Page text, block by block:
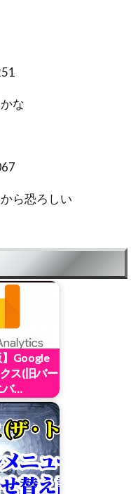
な
ら恐ろしい
】Google
ス(旧バー
バ…